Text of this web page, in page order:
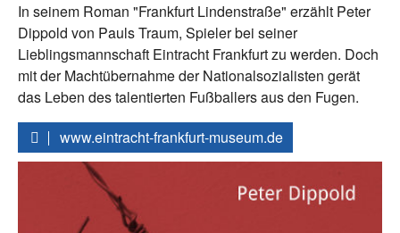
In seinem Roman "Frankfurt Lindenstraße" erzählt Peter
Dippold von Pauls Traum, Spieler bei seiner
Lieblingsmannschaft Eintracht Frankfurt zu werden. Doch
mit der Machtübernahme der Nationalsozialisten gerät
das Leben des talentierten Fußballers aus den Fugen.
www.eintracht-frankfurt-museum.de